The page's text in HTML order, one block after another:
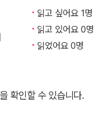
하며 현재 85만 부 이상
고의 책(포플라사 주관)
서점'과 함께 나란히 선
. 일본에서 화제를 몰
게 선보인다. 학원물과
에 마법과 환상, 스릴
장하였다. 복잡하지 않
읽고 싶어요 1명
읽고 있어요 0명
읽었어요 0명
확인할 수 있습니다.